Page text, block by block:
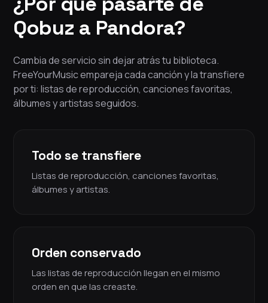
Qobuz a Pandora?
Cambia de servicio sin dejar atrás tu biblioteca.
FreeYourMusic empareja cada canción y la transfiere
por ti: listas de reproducción, canciones favoritas,
álbumes y artistas seguidos.
Todo se transfiere
Listas de reproducción, canciones favoritas,
álbumes y artistas.
Orden conservado
Las listas de reproducción llegan en el mismo
orden en que las creaste.